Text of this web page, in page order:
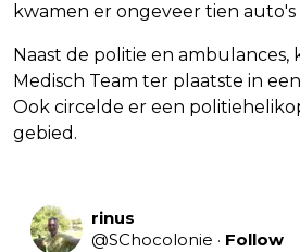
kwamen er ongeveer tien auto's
Naast de politie en ambulances,
Medisch Team ter plaatste in
Ook circelde er een
gebied.
rinus
@SChocolonie · Follow